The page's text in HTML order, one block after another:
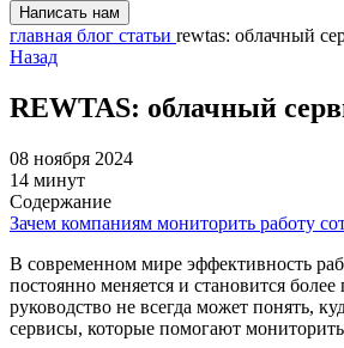
Написать нам
главная блог статьи rewtas: облачный
Назад
REWTAS: облачный
08 ноября 2024
14 минут
Содержание
Зачем компаниям мониторить работу
В современном мире эффективность
постоянно меняется и становится
руководство не всегда может понять,
сервисы, которые помогают